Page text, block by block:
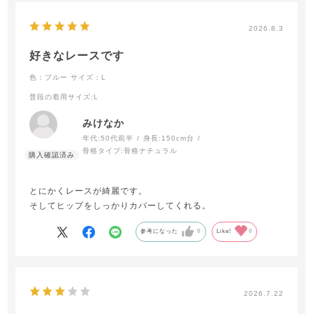
2026.8.3
好きなレースです
色：ブルー サイズ：L
普段の着用サイズ:L
みけなか
年代:50代前半 身長: 150cm台
骨格タイプ:骨格ナチュラル
とにかくレースが綺麗です。
そしてヒップをしっかりカバーしてくれる。
参考になった 0 Like! 0
2026.7.22